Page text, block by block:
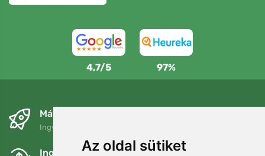
Az oldal sütiket
4,7/5 97%
Másnapra és ingyenesen
Ingyenes szállítás a következő összeg felett: 80 EUR
Ingyenes csere és visszaküldés